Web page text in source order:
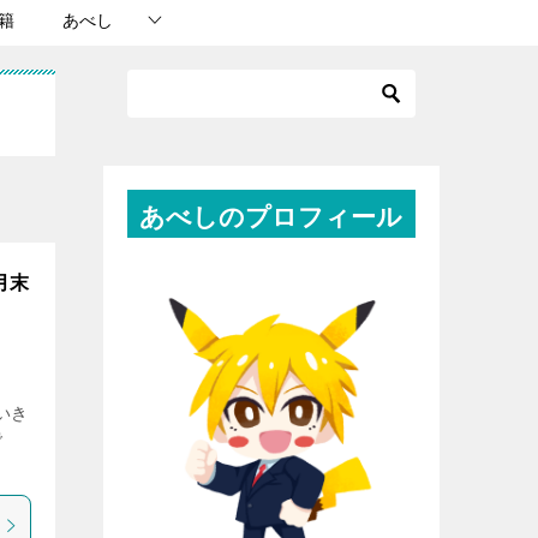
あべし
末
き
あべしのプロフィール